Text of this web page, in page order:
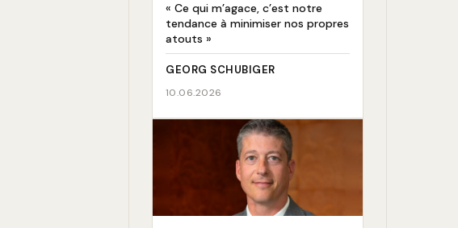
« Ce qui m’agace, c’est notre
tendance à minimiser nos propres
atouts »
GEORG SCHUBIGER
10.06.2026